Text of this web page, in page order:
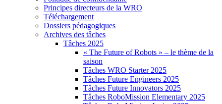
Principes directeurs de la WRO
Téléchargement
Dossiers pédagogiques
Archives des tâches
Tâches 2025
« The Future of Robots » – le thème de la
saison
Tâches WRO Starter 2025
Tâches Future Engineers 2025
Tâches Future Innovators 2025
Tâches RoboMission Elementary 2025